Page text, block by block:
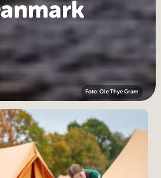
Foto: Ole Thye Gram